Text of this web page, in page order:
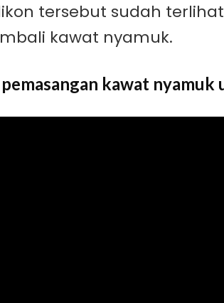
tersebut sudah
kawat nyamuk.
kawat nyamuk